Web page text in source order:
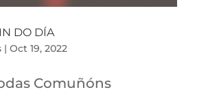
DO DÍA
| Oct 19, 2022
Comuñóns